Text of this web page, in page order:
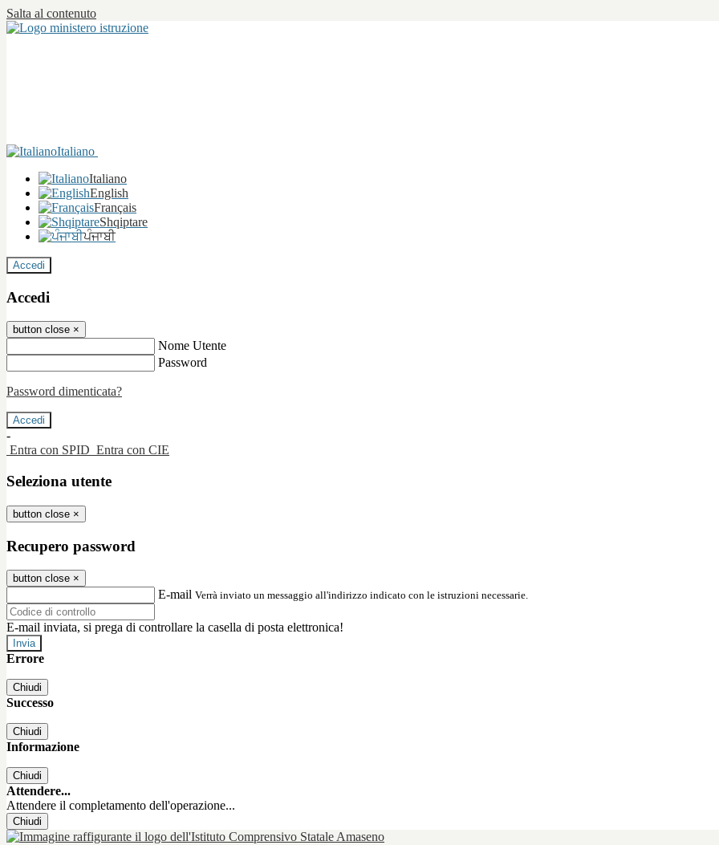
Salta al contenuto
Italiano
Italiano
English
Français
Shqiptare
ਪੰਜਾਬੀ
Accedi
Accedi
button close ×
Nome Utente
Password
Password dimenticata?
-
Entra con SPID Entra con CIE
Seleziona utente
button close ×
Recupero password
button close ×
E-mail Verrà inviato un messaggio all'indirizzo indicato con le istruzioni necessarie.
E-mail inviata, si prega di controllare la casella di posta elettronica!
Errore
Chiudi
Successo
Chiudi
Informazione
Chiudi
Attendere...
Attendere il completamento dell'operazione...
Chiudi